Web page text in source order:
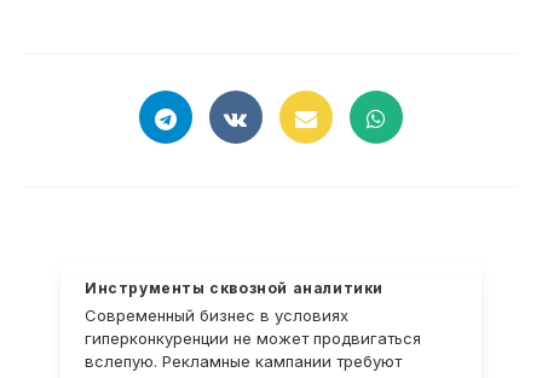
Инструменты сквозной аналитики
Современный бизнес в условиях
гиперконкуренции не может продвигаться
вслепую. Рекламные кампании требуют